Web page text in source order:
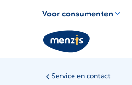
voor
snelle
navigatie
Voor consumenten
Service en contact